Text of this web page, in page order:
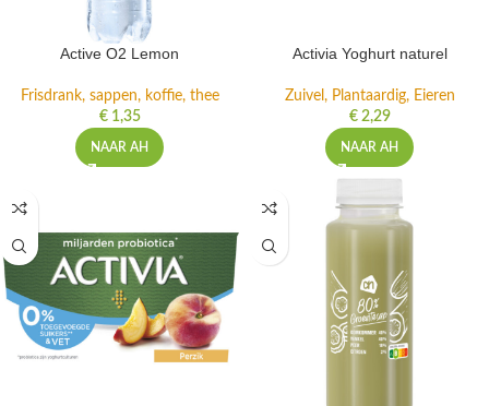
Active O2 Lemon
Frisdrank, sappen, koffie, thee
€1,35
NAAR AH
Activia Yoghurt naturel
Zuivel, Plantaardig, Eieren
€2,29
NAAR AH